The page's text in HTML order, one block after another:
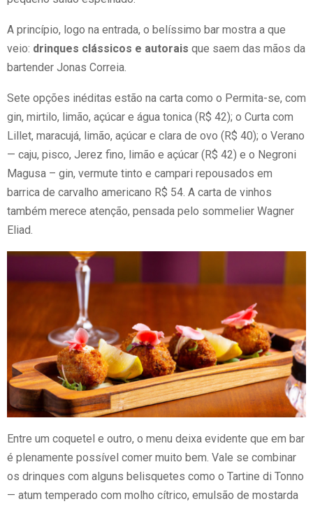
A princípio, logo na entrada, o belíssimo bar mostra a que
veio: drinques clássicos e autorais que saem das mãos da
bartender Jonas Correia.
Sete opções inéditas estão na carta como o Permita-se, com
gin, mirtilo, limão, açúcar e água tonica (R$ 42); o Curta com
Lillet, maracujá, limão, açúcar e clara de ovo (R$ 40); o Verano
— caju, pisco, Jerez fino, limão e açúcar (R$ 42) e o Negroni
Magusa – gin, vermute tinto e campari repousados em
barrica de carvalho americano R$ 54. A carta de vinhos
também merece atenção, pensada pelo sommelier Wagner
Eliad.
Entre um coquetel e outro, o menu deixa evidente que em bar
é plenamente possível comer muito bem. Vale se combinar
os drinques com alguns belisquetes como o Tartine di Tonno
— atum temperado com molho cítrico, emulsão de mostarda